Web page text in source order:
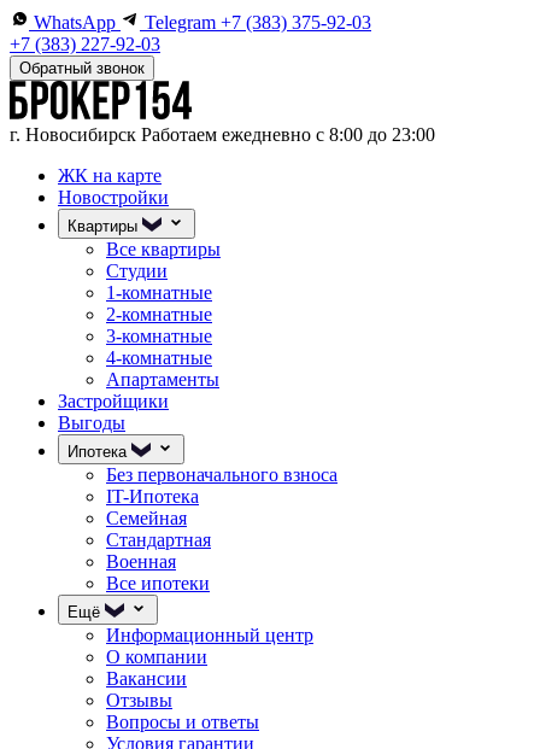
WhatsApp Telegram +7 (383) 375-92-03
+7 (383) 227-92-03
Обратный звонок
г. Новосибирск Работаем ежедневно с 8:00 до 23:00
ЖК на карте
Новостройки
Квартиры
Все квартиры
Студии
1-комнатные
2-комнатные
3-комнатные
4-комнатные
Апартаменты
Застройщики
Выгоды
Ипотека
Без первоначального взноса
IT-Ипотека
Семейная
Стандартная
Военная
Все ипотеки
Ещё
Информационный центр
О компании
Вакансии
Отзывы
Вопросы и ответы
Условия гарантии